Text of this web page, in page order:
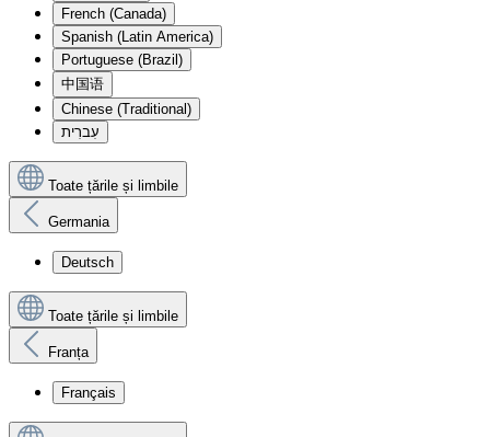
French (Canada)
Spanish (Latin America)
Portuguese (Brazil)
中国语
Chinese (Traditional)
עִברִית
Toate țările și limbile
Germania
Deutsch
Toate țările și limbile
Franța
Français